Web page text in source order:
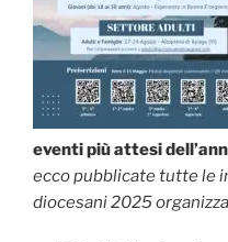
eventi più attesi
ecco pubblicate tutte le
diocesani 2025